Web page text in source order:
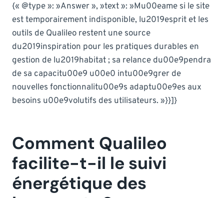
{« @type »: »Answer », »text »: »Mu00eame si le site
est temporairement indisponible, lu2019esprit et les
outils de Qualileo restent une source
du2019inspiration pour les pratiques durables en
gestion de lu2019habitat ; sa relance du00e9pendra
de sa capacitu00e9 u00e0 intu00e9grer de
nouvelles fonctionnalitu00e9s adaptu00e9es aux
besoins u00e9volutifs des utilisateurs. »}}]}
Comment Qualileo
facilite-t-il le suivi
énergétique des